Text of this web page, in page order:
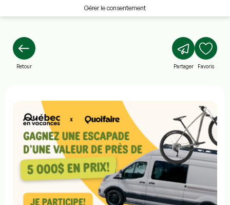
Gérer le consentement
Retour Partager Favoris